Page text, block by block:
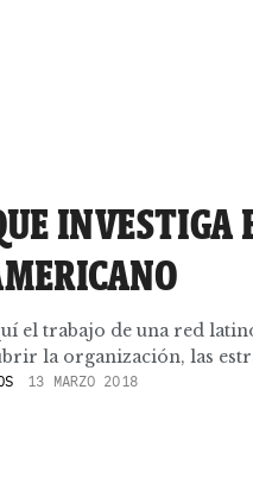
INVESTIGA
el trabajo de una red
la organización, las
13 MARZO 2018